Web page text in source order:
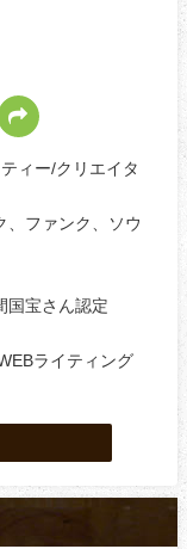
ィー/クリエイタ
、ファンク、ソウ
国宝さん認定
ライティング